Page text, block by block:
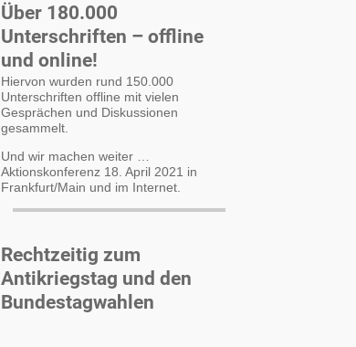
Über 180.000
Unterschriften – offline
und online!
Hiervon wurden rund 150.000
Unterschriften offline mit vielen
Gesprächen und Diskussionen
gesammelt.
Und wir machen weiter …
Aktionskonferenz 18. April 2021 in
Frankfurt/Main und im Internet.
Rechtzeitig zum
Antikriegstag und den
Bundestagwahlen